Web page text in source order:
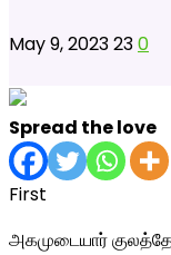
May 9, 2023230
Spread the love
First
அகமுடையார்